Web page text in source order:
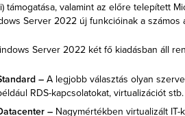
támogatása, valamint az előre telepített
Server 2022 új funkcióinak a
Server 2022 két fő kiadásban áll
– A legjobb választás olyan
RDS-kapcsolatokat, virtualizációt stb.
– Nagymértékben virtualizált